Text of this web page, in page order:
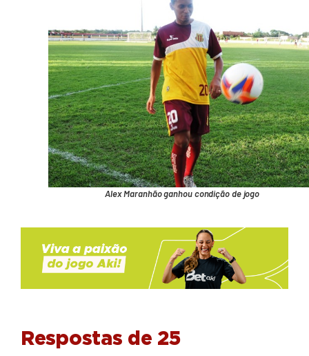
Alex Maranhão ganhou condição de jogo
Respostas de 25